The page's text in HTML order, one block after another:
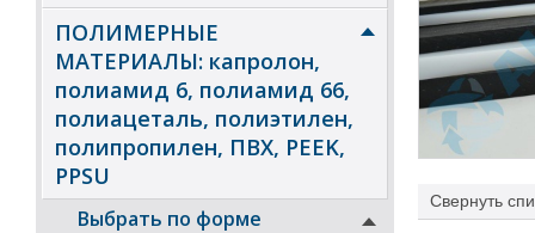
ПОЛИМЕРНЫЕ
МАТЕРИАЛЫ: капролон,
полиамид 6, полиамид 66,
полиацеталь, полиэтилен,
полипропилен, ПВХ, PEEK,
PPSU
Выбрать по форме
Свернуть